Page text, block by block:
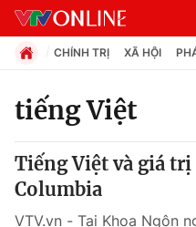
Chuyên mục
Chính trị
CHÍNH TRỊ XÃ HỘI
tiếng Việt
Tiếng Việt và giá
Columbia
VTV.vn - Tại Khoa Ngôn